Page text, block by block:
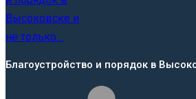
Благоустройство и порядок в